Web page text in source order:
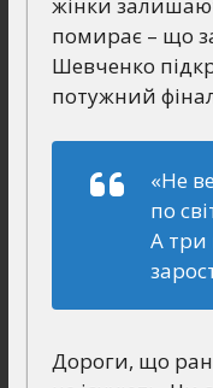
помирає – що
Шевченко
потужний
«Не
по
А три
Дороги, що